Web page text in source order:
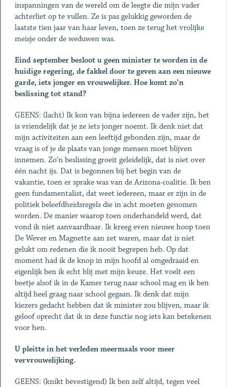
inspanningen van de wereld om de leegte die mijn vader
achterliet op te vullen. Ze is pas gelukkig geworden de
laatste tien jaar van haar leven, toen ze terug het vrolijke
meisje onder de weduwen was.
Eind september besloot u geen minister te worden in de
huidige regering, de fakkel door te geven aan een nieuwe
garde, iets jonger en vrouwelijker. Hoe komt zo’n
beslissing tot stand?
GEENS: (lacht) Ik kon van bijna ie­dereen de vader zijn, het
is vrien­delijk dat je ze iets jonger noemt. Ik denk niet dat
mijn activiteiten aan een leeftijd gebonden zijn, maar de
vraag is of je de plaats van jonge mensen moet blijven
innemen. Zo’n beslissing groeit geleidelijk, dat is niet over
één nacht ijs. Dat is begonnen bij het begin van de
vakantie, toen er sprake was van de Arizona-coali­tie. Ik ben
geen fundamentalist, dat weet iedereen, maar er zijn in de
politiek beleefdheidsregels die in acht moeten genomen
worden. De manier waarop toen onderhandeld werd, dat
vond ik niet aanvaardbaar. Ik kreeg even nieuwe hoop toen
De Wever en Magnette aan zet waren, maar dat is niet
gelukt om redenen die ik nooit begrepen heb. Op dat
moment had ik de knop in mijn hoofd al omgedraaid en
eigenlijk ben ik echt blij met mijn keuze. Het voelt een
beetje alsof ik in de Kamer terug naar school mag en ik ben
altijd heel graag naar school gegaan. Ik denk dat mijn
kiezers gedacht hebben dat ik minister zou blijven, maar ik
geloof oprecht dat ik in deze functie nog iets kan betekenen
voor hen.
U pleitte in het verleden meermaals voor meer
vervrouwelijking.
GEENS: (knikt bevestigend) Ik ben zelf altijd, tegen veel